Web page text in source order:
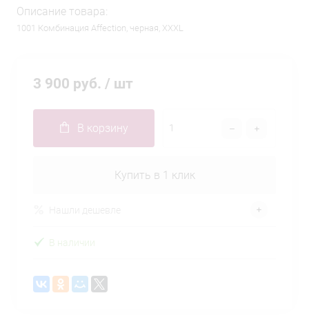
Описание товара:
1001 Комбинация Affection, черная, XXXL
3 900 руб. / шт
В корзину
Купить в 1 клик
В наличии